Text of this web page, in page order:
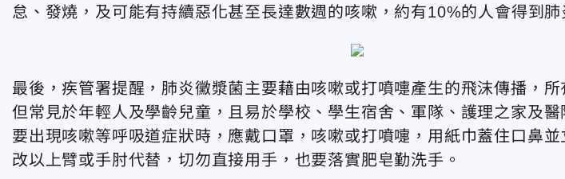
怠、發燒，及可能有持續惡化甚至長達數週的咳嗽，約有10%的人會得到肺
最後，疾管署提醒，肺炎黴漿菌主要藉由咳嗽或打噴嚏產生的飛沫傳播，所
但常見於年輕人及學齡兒童，且易於學校、學生宿舍、軍隊、護理之家及
要出現咳嗽等呼吸道症狀時，應戴口罩，咳嗽或打噴嚏，用紙巾蓋住口鼻
改以上臂或手肘代替，切勿直接用手，也要落實肥皂勤洗手。